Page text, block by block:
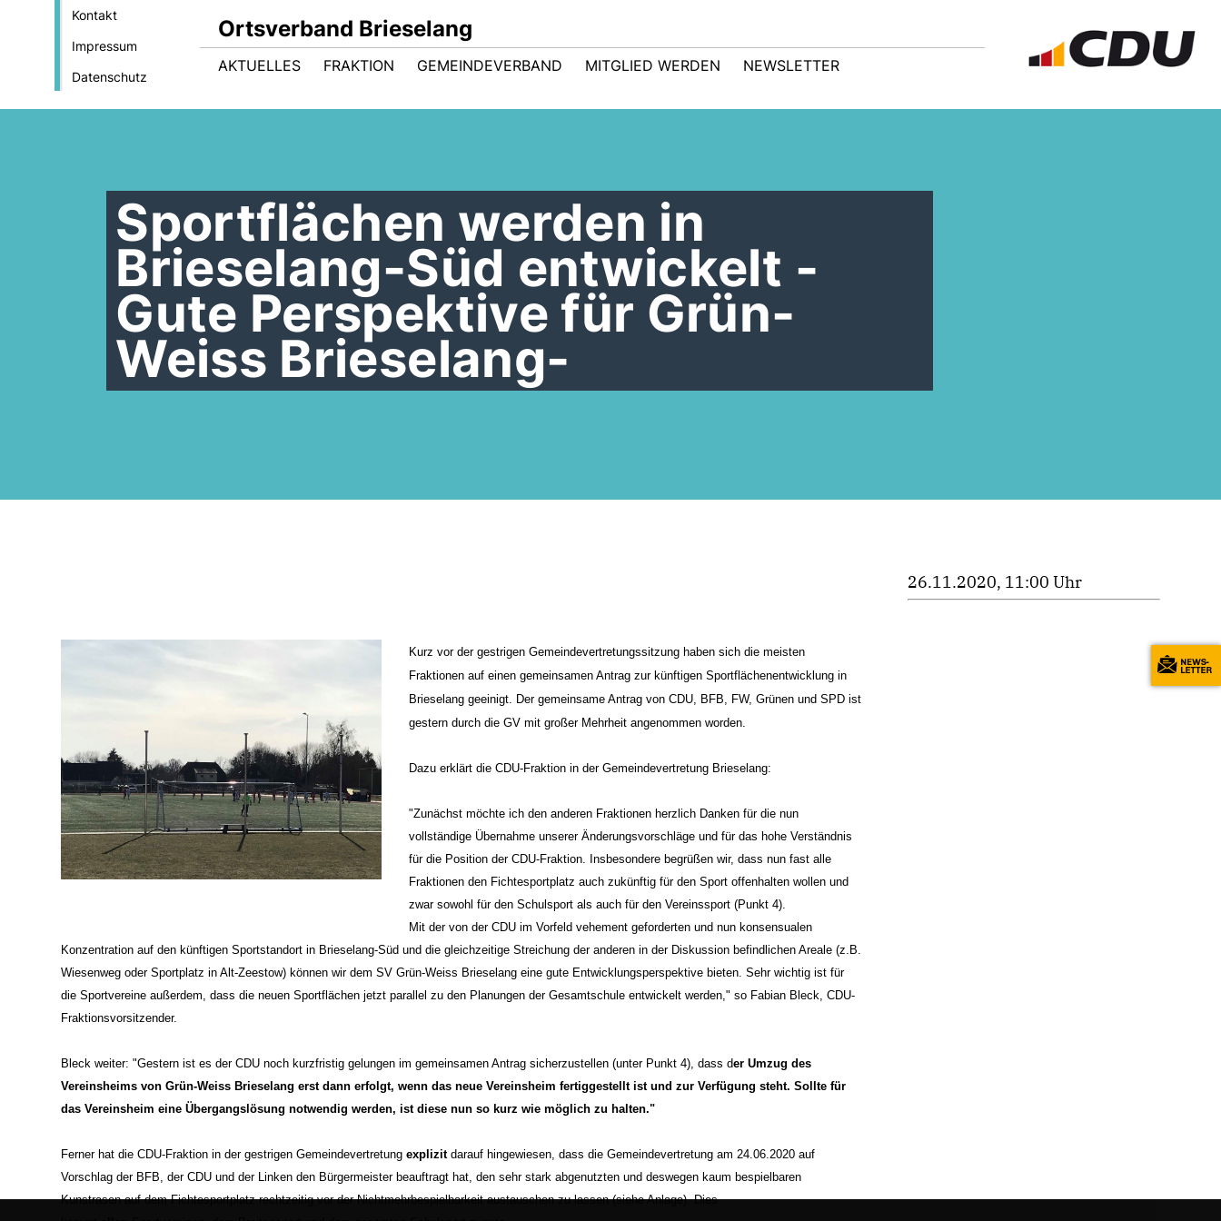
Kontakt
Impressum
Datenschutz
Ortsverband Brieselang
AKTUELLES FRAKTION GEMEINDEVERBAND MITGLIED WERDEN NEWSLETTER
Sportflächen werden in
Brieselang-Süd entwickelt -
Gute Perspektive für Grün-
Weiss Brieselang-
Kurz vor der gestrigen Gemeindevertretungssitzung haben sich die meisten
Fraktionen auf einen gemeinsamen Antrag zur künftigen Sportflächenentwicklung in
Brieselang geeinigt. Der gemeinsame Antrag von CDU, BFB, FW, Grünen und SPD ist
gestern durch die GV mit großer Mehrheit angenommen worden.
Dazu erklärt die CDU-Fraktion in der Gemeindevertretung Brieselang:
"Zunächst möchte ich den anderen Fraktionen herzlich Danken für die nun
vollständige Übernahme unserer Änderungsvorschläge und für das hohe Verständnis
für die Position der CDU-Fraktion. Insbesondere begrüßen wir, dass nun fast alle
Fraktionen den Fichtesportplatz auch zukünftig für den Sport offenhalten wollen und
zwar sowohl für den Schulsport als auch für den Vereinssport (Punkt 4).
Mit der von der CDU im Vorfeld vehement geforderten und nun konsensualen
Konzentration auf den künftigen Sportstandort in Brieselang-Süd und die gleichzeitige Streichung der anderen in der Diskussion befindlichen Areale (z.B.
Wiesenweg oder Sportplatz in Alt-Zeestow) können wir dem SV Grün-Weiss Brieselang eine gute Entwicklungsperspektive bieten. Sehr wichtig ist für
die Sportvereine außerdem, dass die neuen Sportflächen jetzt parallel zu den Planungen der Gesamtschule entwickelt werden," so Fabian Bleck, CDU-
Fraktionsvorsitzender.
Bleck weiter: "Gestern ist es der CDU noch kurzfristig gelungen im gemeinsamen Antrag sicherzustellen (unter Punkt 4), dass der Umzug des
Vereinsheims von Grün-Weiss Brieselang erst dann erfolgt, wenn das neue Vereinsheim fertiggestellt ist und zur Verfügung steht. Sollte für
das Vereinsheim eine Übergangslösung notwendig werden, ist diese nun so kurz wie möglich zu halten."
Ferner hat die CDU-Fraktion in der gestrigen Gemeindevertretungexplizitdarauf hingewiesen, dass die Gemeindevertretung am 24.06.2020 auf
Vorschlag der BFB, der CDU und der Linken den Bürgermeister beauftragt hat, den sehr stark abgenutzten und deswegen kaum bespielbaren
Kunstrasen auf dem Fichtesportplatz rechtzeitig vor der Nichtmehrbespielbarkeit austauschen zu lassen (siehe Anlage). Dies
26.11.2020, 11:00 Uhr